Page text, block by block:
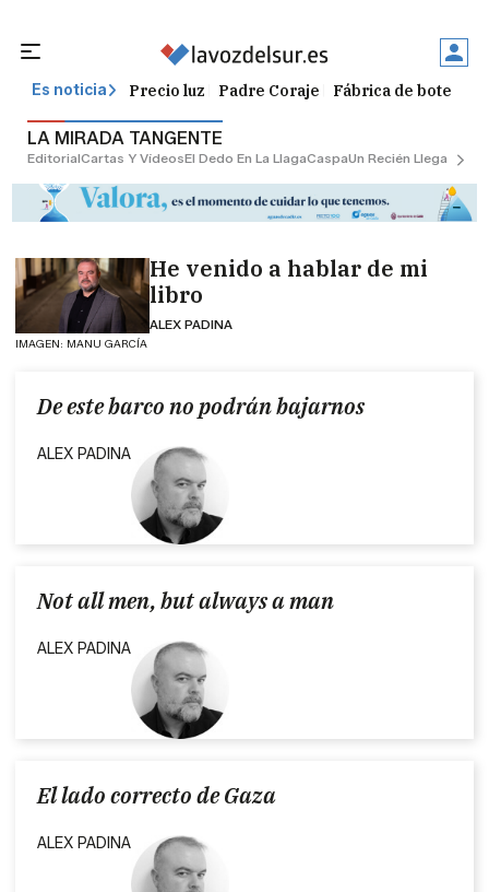
Es noticia Precio luz Padre Coraje Fábrica de botellas
LA MIRADA TANGENTE
EditorialCartas Y VídeosEl Dedo En La LlagaCaspaUn Recién Llegado
IMAGEN: MANU GARCÍA
He venido a hablar de mi
libro
ALEX PADINA
De este barco no podrán bajarnos
ALEX PADINA
Not all men, but always a man
ALEX PADINA
El lado correcto de Gaza
ALEX PADINA